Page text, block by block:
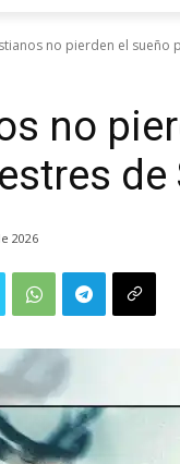
no pierden el
no
de
2026